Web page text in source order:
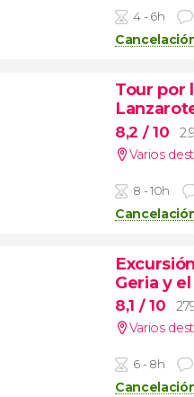
4 - 6h
Tour por
8,2 / 10
Varios
8 - 10h
Geria y
8,1 / 10
Varios
6 - 8h